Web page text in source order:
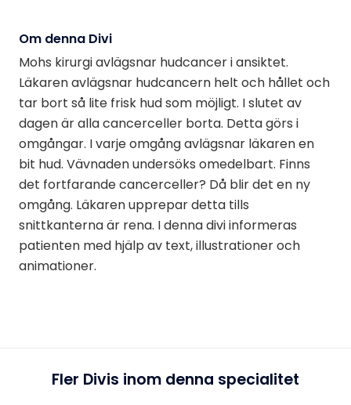
Om denna Divi
Mohs kirurgi avlägsnar hudcancer i ansiktet.
Läkaren avlägsnar hudcancern helt och hållet och
tar bort så lite frisk hud som möjligt. I slutet av
dagen är alla cancerceller borta. Detta görs i
omgångar. I varje omgång avlägsnar läkaren en
bit hud. Vävnaden undersöks omedelbart. Finns
det fortfarande cancerceller? Då blir det en ny
omgång. Läkaren upprepar detta tills
snittkanterna är rena. I denna divi informeras
patienten med hjälp av text, illustrationer och
animationer.
Fler Divis inom denna specialitet